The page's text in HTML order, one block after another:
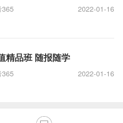
365 2022-01-16
精品班 随报随学
365 2022-01-16